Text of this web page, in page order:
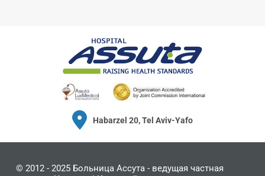
Habarzel 20, Tel Aviv-Yafo
© 2012 - 2025 Больница Ассута- ведущая частная